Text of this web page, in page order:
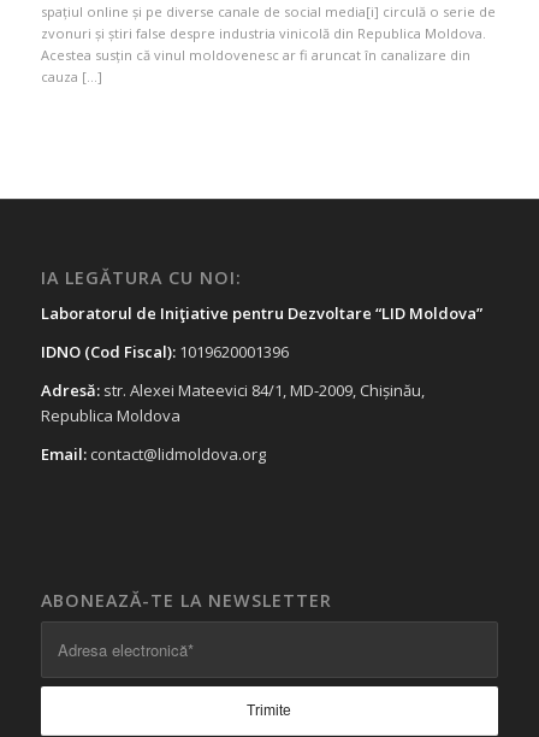
spațiul online și pe diverse canale de social media[i] circulă o serie de
zvonuri și știri false despre industria vinicolă din Republica Moldova.
Acestea susțin că vinul moldovenesc ar fi aruncat în canalizare din
cauza […]
IA LEGĂTURA CU NOI:
Laboratorul de Iniţiative pentru Dezvoltare “LID Moldova”
IDNO (Cod Fiscal):1019620001396
Adresă:str. Alexei Mateevici 84/1, MD-2009, Chișinău,
Republica Moldova
Email: contact@lidmoldova.org
ABONEAZĂ-TE LA NEWSLETTER